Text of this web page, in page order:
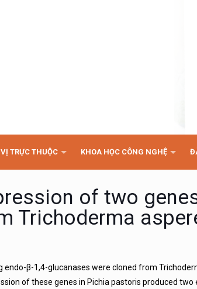
TRỰC THUỘC KHOA HỌC CÔNG NGHỆ
of two
Trichoderma
endo-β-1,4-glucanases were cloned from
of these genes in Pichia pastoris produced